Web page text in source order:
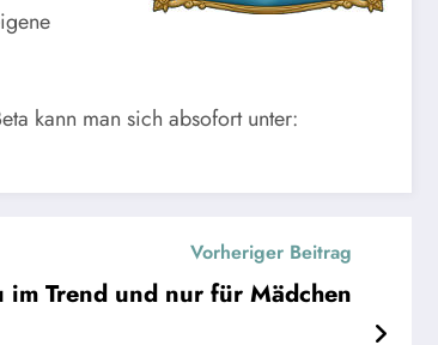
kann man sich absofort unter:
Vorheriger Beitrag
Trend und nur für Mädchen